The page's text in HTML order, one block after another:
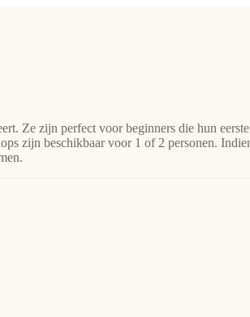
Ze zijn perfect voor beginners die hun
zijn beschikbaar voor 1 of 2 personen.